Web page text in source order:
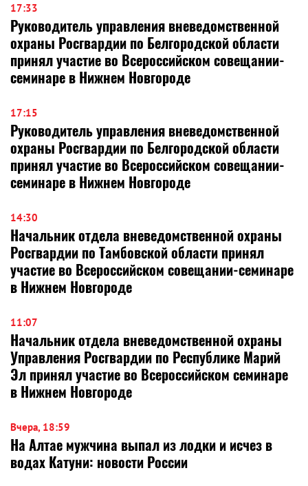
17:33
Руководитель управления вневедомственной
охраны Росгвардии по Белгородской области
принял участие во Всероссийском совещании-
семинаре в Нижнем Новгороде
17:15
Руководитель управления вневедомственной
охраны Росгвардии по Белгородской области
принял участие во Всероссийском совещании-
семинаре в Нижнем Новгороде
14:30
Начальник отдела вневедомственной охраны
Росгвардии по Тамбовской области принял
участие во Всероссийском совещании-семинаре
в Нижнем Новгороде
11:07
Начальник отдела вневедомственной охраны
Управления Росгвардии по Республике Марий
Эл принял участие во Всероссийском семинаре
в Нижнем Новгороде
Вчера, 18:59
На Алтае мужчина выпал из лодки и исчез в
водах Катуни: новости России